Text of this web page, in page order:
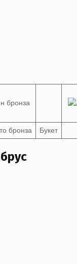
бронза Букет